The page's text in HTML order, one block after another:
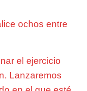
ochos entre
el ejercicio
Lanzaremos